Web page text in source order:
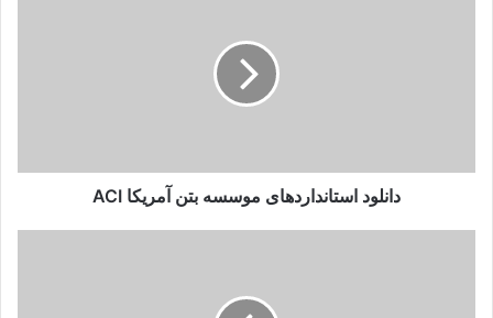
دانلود استانداردهای موسسه بتن آمریکا ACI